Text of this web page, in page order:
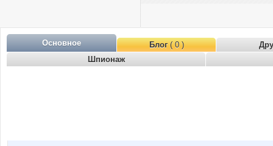
Основное Блог( 0 )
Шпионаж